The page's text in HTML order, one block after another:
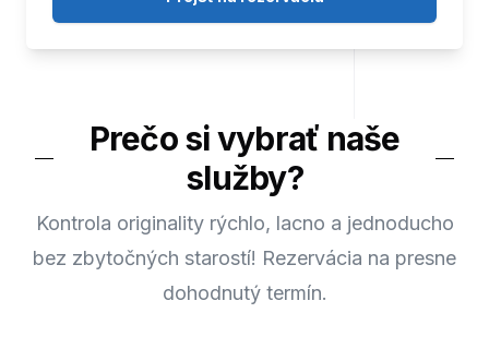
Prečo si vybrať naše
služby?
Kontrola originality rýchlo, lacno a jednoducho
bez zbytočných starostí! Rezervácia na presne
dohodnutý termín.